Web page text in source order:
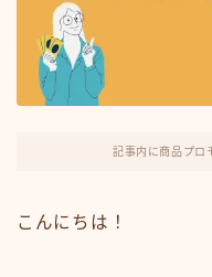
記事内に商品プロ
こんにちは！